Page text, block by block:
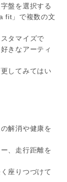
盤を選択する
fit」で複数の文
タマイズで
きなアーティ
してみてはい
解消や健康を
、走行距離を
座りつづけて